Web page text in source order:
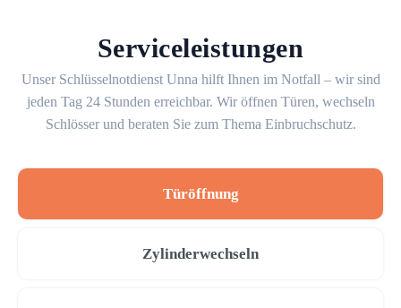
Serviceleistungen
Unser Schlüsselnotdienst Unna hilft Ihnen im Notfall – wir sind
jeden Tag 24 Stunden erreichbar. Wir öffnen Türen, wechseln
Schlösser und beraten Sie zum Thema Einbruchschutz.
Türöffnung
Zylinderwechseln